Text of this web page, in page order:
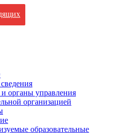
органы управления
организацией
образовательные